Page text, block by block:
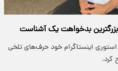
بدخواهت یک آشناست
استوری اینستاگرام خود حرف‌های تلخی
کرد.